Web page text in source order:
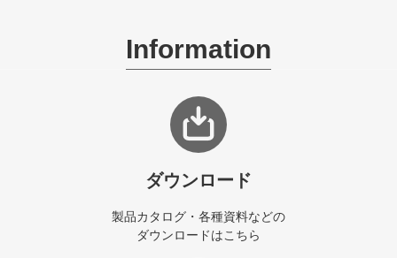
Information
ダウンロード
製品カタログ・各種資料などの
ダウンロードはこちら